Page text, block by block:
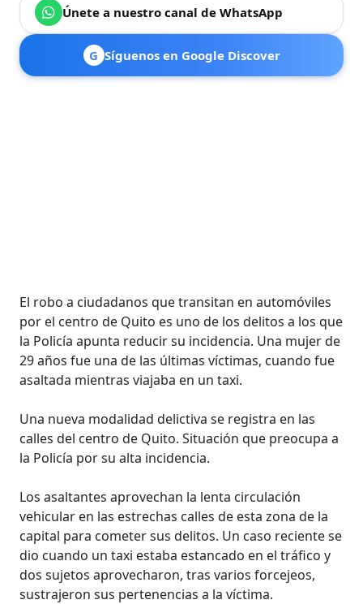
Únete a nuestro canal de WhatsApp
G Síguenos en Google Discover
El robo a ciudadanos que transitan en automóviles
por el centro de Quito es uno de los delitos a los que
la Policía apunta reducir su incidencia. Una mujer de
29 años fue una de las últimas víctimas, cuando fue
asaltada mientras viajaba en un taxi.
Una nueva modalidad delictiva se registra en las
calles del centro de Quito. Situación que preocupa a
la Policía por su alta incidencia.
Los asaltantes aprovechan la lenta circulación
vehicular en las estrechas calles de esta zona de la
capital para cometer sus delitos. Un caso reciente se
dio cuando un taxi estaba estancado en el tráfico y
dos sujetos aprovecharon, tras varios forcejeos,
sustrajeron sus pertenencias a la víctima.